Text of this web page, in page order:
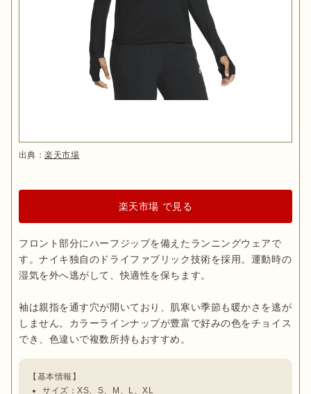
出典：楽天市場
楽天市場 で見る
フロント部分にハーフジップを備えたランニングウェアで
す。ナイキ独自のドライファブリック技術を採用。運動時の
湿気を外へ逃がして、快適性を保ちます。
袖は親指を通す穴が開いており、肌寒い季節も暖かさを逃が
しません。カラーラインナップが豊富で好みの色をチョイス
サイズ：XS、S、M、L、XL